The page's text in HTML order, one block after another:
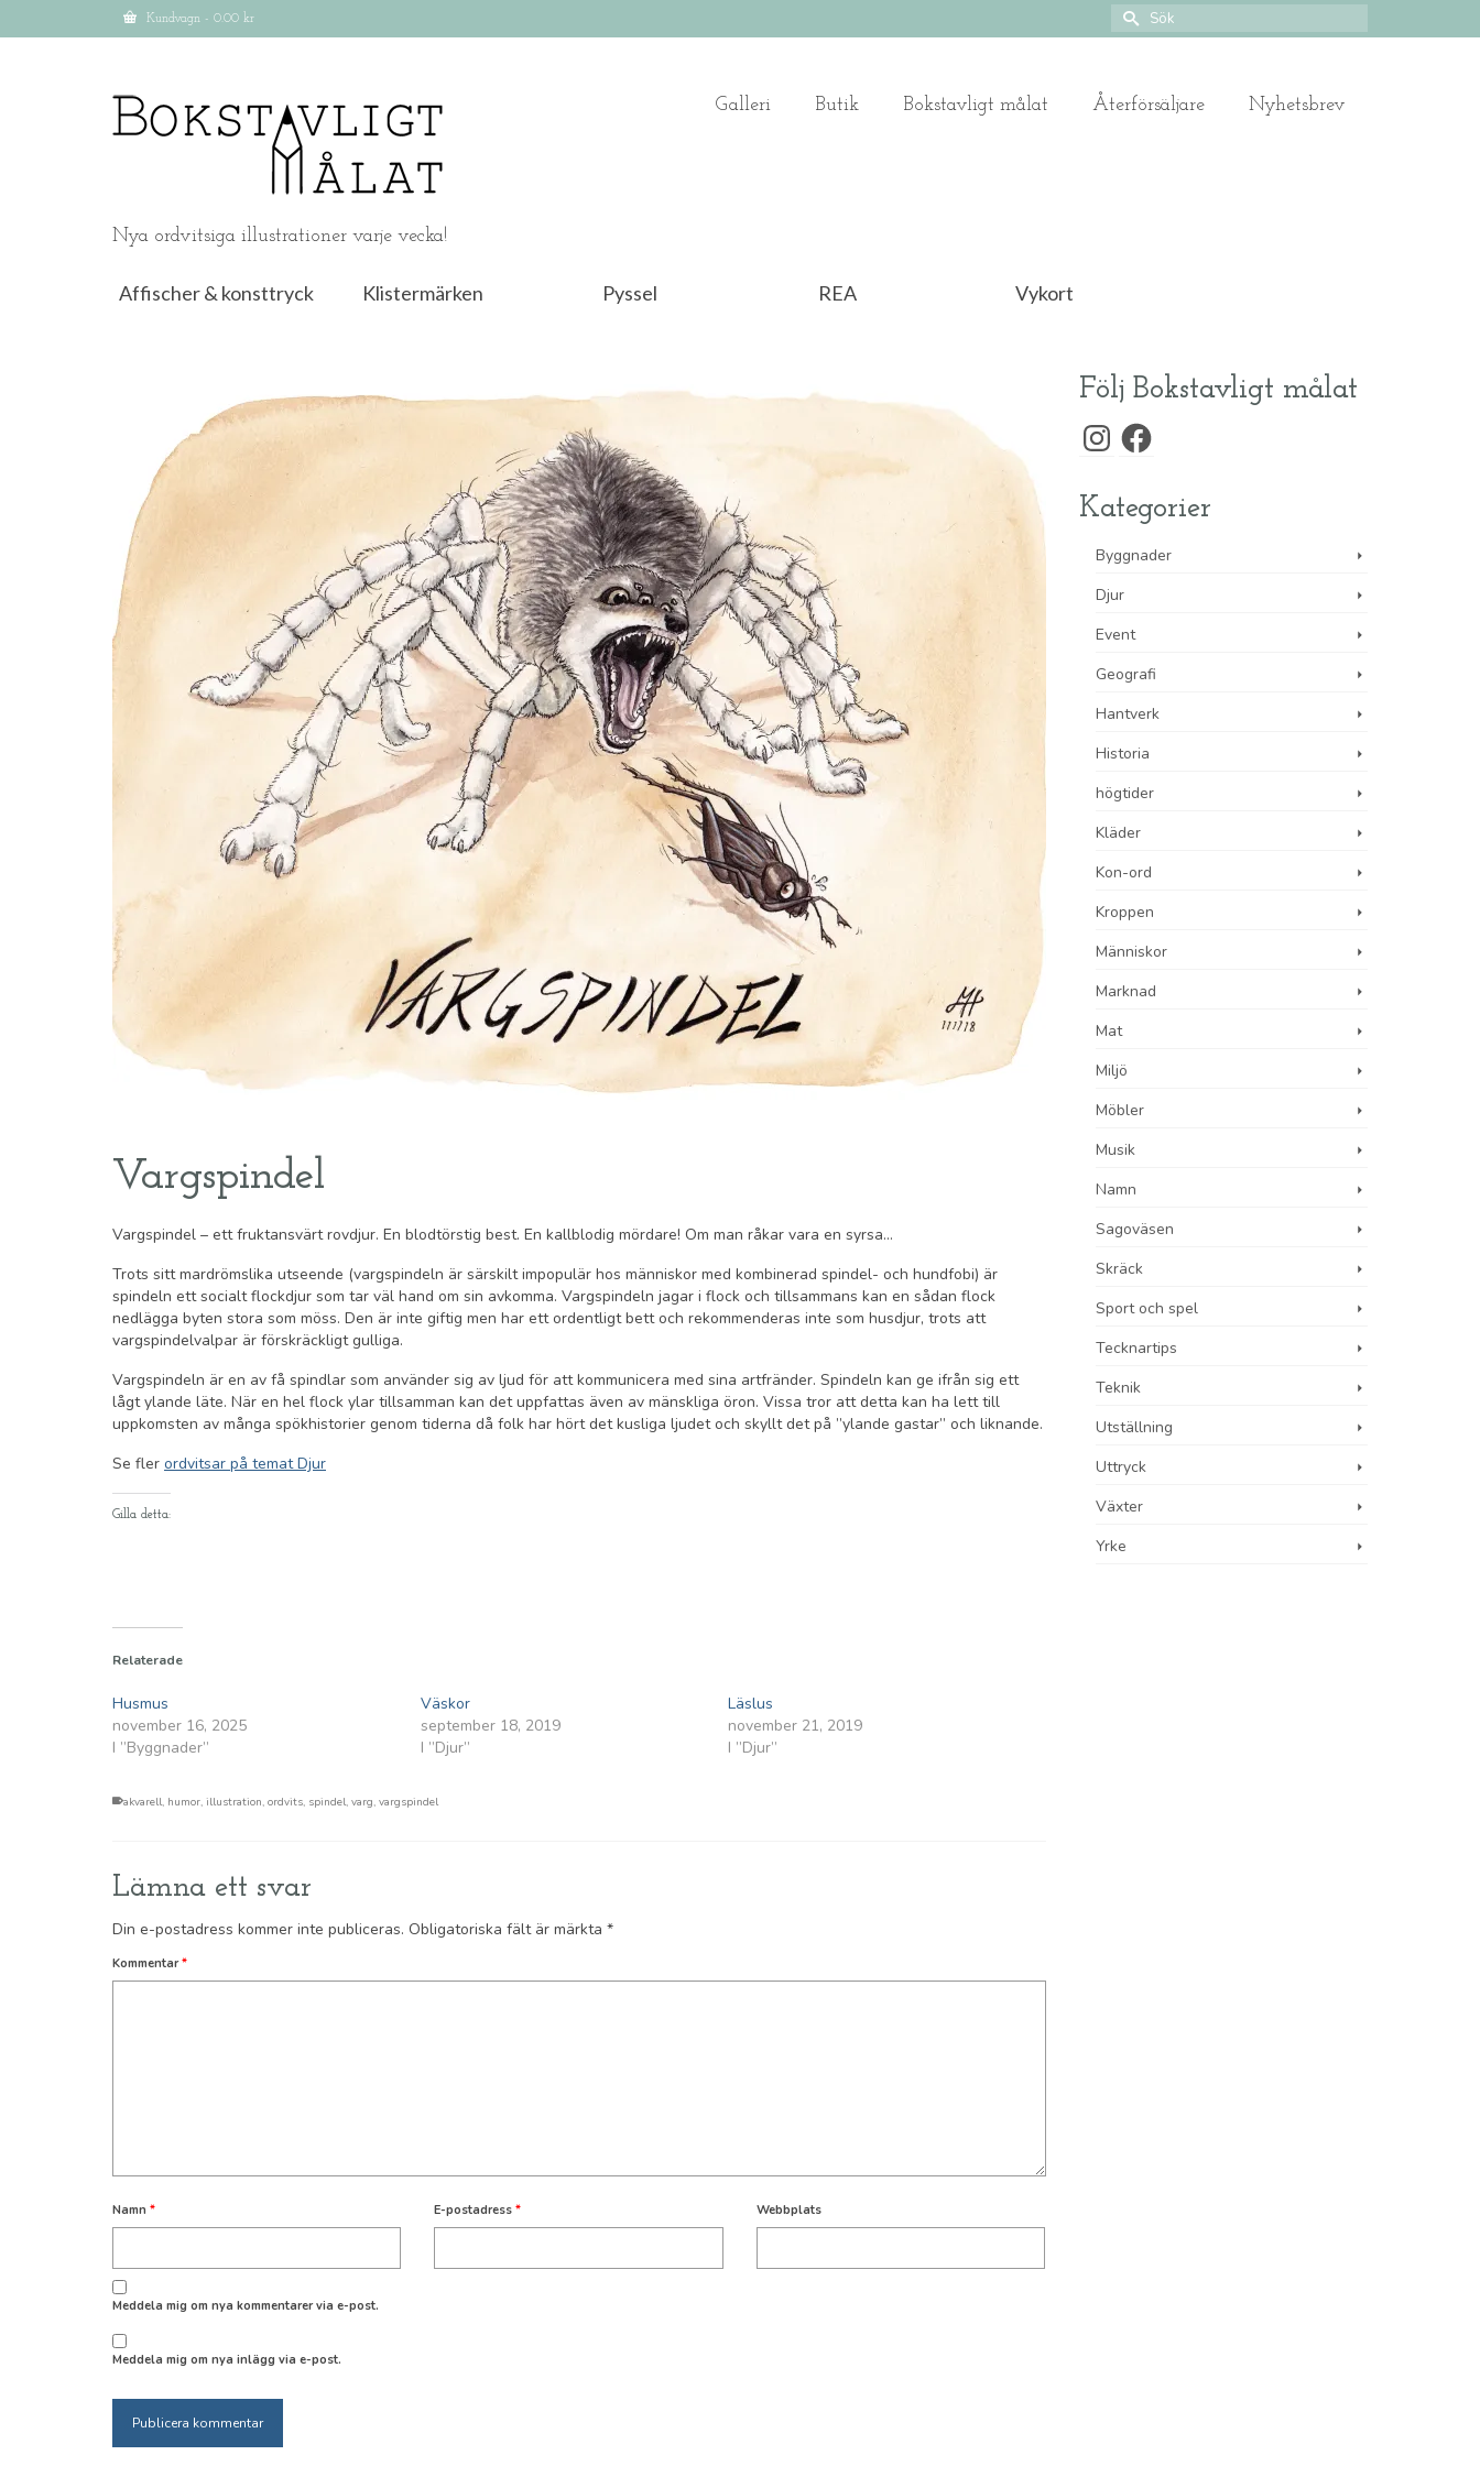
Kundvagn - 0.00 kr
Search
for:
Nya ordvitsiga illustrationer varje vecka!
Galleri Butik Bokstavligt målat Återförsäljare Nyhetsbrev
Affischer & konsttryck Klistermärken Pyssel REA Vykort
Vargspindel
Vargspindel – ett fruktansvärt rovdjur. En blodtörstig best. En kallblodig mördare! Om man råkar vara en syrsa…
Trots sitt mardrömslika utseende (vargspindeln är särskilt impopulär hos människor med kombinerad spindel- och hundfobi) är
spindeln ett socialt flockdjur som tar väl hand om sin avkomma. Vargspindeln jagar i flock och tillsammans kan en sådan flock
nedlägga byten stora som möss. Den är inte giftig men har ett ordentligt bett och rekommenderas inte som husdjur, trots att
vargspindelvalpar är förskräckligt gulliga.
Vargspindeln är en av få spindlar som använder sig av ljud för att kommunicera med sina artfränder. Spindeln kan ge ifrån sig ett
lågt ylande läte. När en hel flock ylar tillsamman kan det uppfattas även av mänskliga öron. Vissa tror att detta kan ha lett till
uppkomsten av många spökhistorier genom tiderna då folk har hört det kusliga ljudet och skyllt det på ”ylande gastar” och liknande.
Se fler ordvitsar på temat Djur
Gilla detta:
Relaterade
Husmus
november 16, 2025
I ”Byggnader”
Väskor
september 18, 2019
I ”Djur”
Läslus
november 21, 2019
I ”Djur”
akvarell, humor, illustration, ordvits, spindel, varg, vargspindel
Lämna ett svar
Din e-postadress kommer inte publiceras. Obligatoriska fält är märkta *
Kommentar*
Namn * E-postadress* Webbplats
Meddela mig om nya kommentarer via e-post.
Meddela mig om nya inlägg via e-post.
Följ Bokstavligt målat
InstagramFacebook
Kategorier
Byggnader
Djur
Event
Geografi
Hantverk
Historia
högtider
Kläder
Kon-ord
Kroppen
Människor
Marknad
Mat
Miljö
Möbler
Musik
Namn
Sagoväsen
Skräck
Sport och spel
Tecknartips
Teknik
Utställning
Uttryck
Växter
Yrke